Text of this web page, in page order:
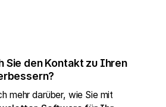
Sie den Kontakt zu Ihren
mehr darüber, wie Sie mit